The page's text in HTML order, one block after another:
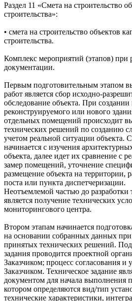
Раздел 11 «Смета на строительство
строительства»:
• смета на строительство объектов
строительства.
Комплекс мероприятий (этапов) при
документации.
Первым подготовительным этапом
работ является сбор исходно-
обследование объекта. При создании
реконструируемого или нового
отдельных помещений происходит
технических решений по созданию
учетом реальной ситуации объекта.
начинается с изучения
объекта, далее идет их сравнение с
замер помещений, уточнение
размещение объекта на территории,
поста или пункта диспетчеризации.
Неотъемлемой частью до разработки
является получение технических
мониторингового центра.
Втором этапам начинается
на основании собранных данных при
принятых технических решений.
задания проводится проектной
Заказчиком; процесс согласования и
Заказчиком. Техническое задание
документом для начала выполнения
котором определяются вид/тип
технические характеристики,